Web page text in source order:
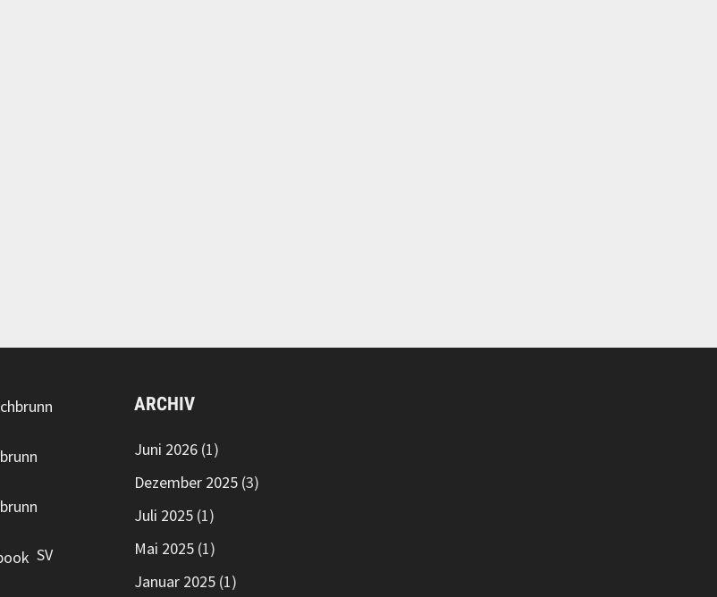
SV
ARCHIV
Juni 2026(1)
Dezember 2025(3)
Juli 2025(1)
Mai 2025(1)
Januar 2025(1)